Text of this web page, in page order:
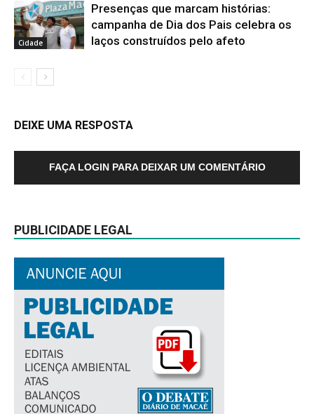
Cidade
Presenças que marcam histórias:
campanha de Dia dos Pais celebra os
laços construídos pelo afeto
DEIXE UMA RESPOSTA
FAÇA LOGIN PARA DEIXAR UM COMENTÁRIO
PUBLICIDADE LEGAL